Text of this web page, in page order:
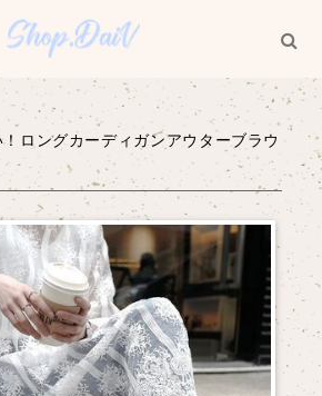
ロングカーディガンアウターブラウ